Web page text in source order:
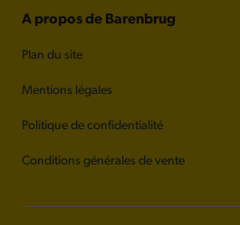
A propos de Barenbrug
Plan du site
Mentions légales
Politique de confidentialité
Conditions générales de vente